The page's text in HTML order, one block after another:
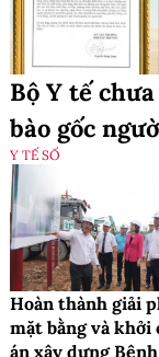
Bộ Y tế
bào gốc
Y TẾ SỐ
Hoàn thành giải
mặt bằng và khởi
án xây dựng